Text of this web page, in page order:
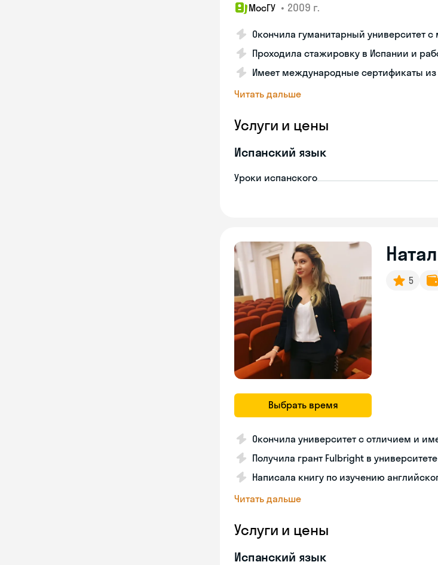
МосГУ • 2009 г.
Окончила гуманитарный университет
Проходила стажировку в Испании и
Имеет международные сертификаты из
Читать дальше
Услуги и цены
Испанский язык
Уроки испанского
Выбрать время
5
Окончила университет с отличием и
Получила грант Fulbright в
Написала книгу по изучению
Читать дальше
Услуги и цены
Испанский язык